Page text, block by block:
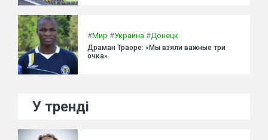
#Мир #Украина #Донецк
Драман Траоре: «Мы взяли важные три
очка»
У тренді